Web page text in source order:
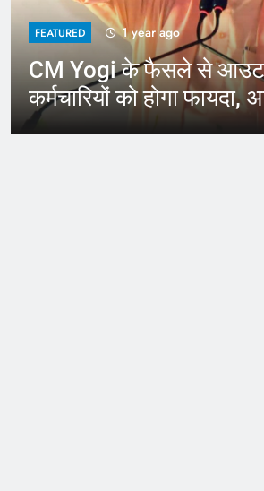
FEATURED 1 year ago
CM Yogi के फैसले से
कर्मचारियों को होगा
जिले में कर सकेंगे काम